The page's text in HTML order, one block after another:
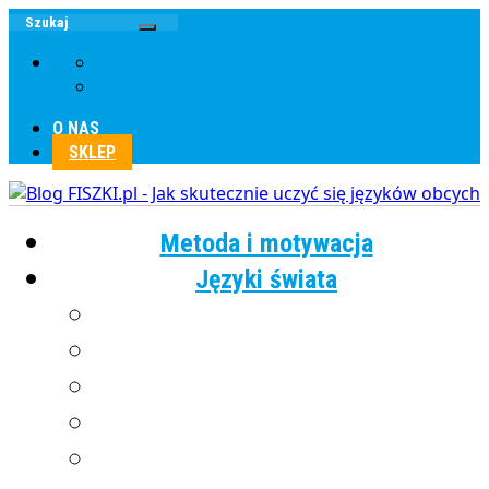
O NAS
SKLEP
Metoda i motywacja
Języki świata